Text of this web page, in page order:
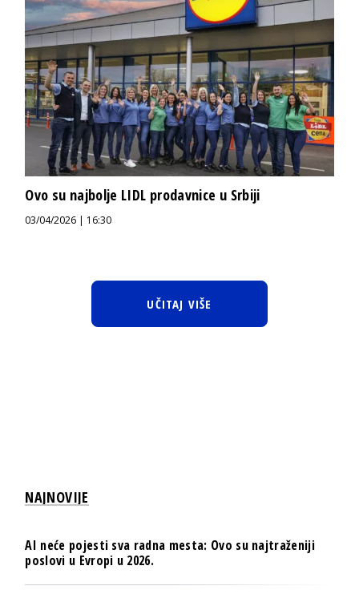
Ovo su najbolje LIDL prodavnice u Srbiji
03/04/2026 | 16:30
UČITAJ VIŠE
NAJNOVIJE
AI neće pojesti sva radna mesta: Ovo su najtraženiji
poslovi u Evropi u 2026.